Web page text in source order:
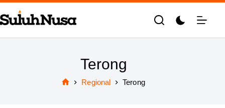
Skip
to
content
Terong
Regional Terong